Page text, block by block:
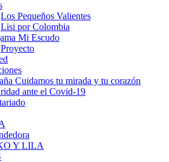
Los Pequeños Valientes
Lisi por Colombia
Mi Escudo
Proyecto
Cuidamos tu mirada y tu corazón
ante el Covid-19
Y LILA